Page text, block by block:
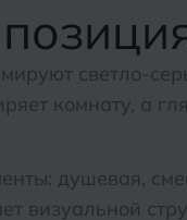
светло-
комнату, а
душевая,
визуальной
Е
Евпатория